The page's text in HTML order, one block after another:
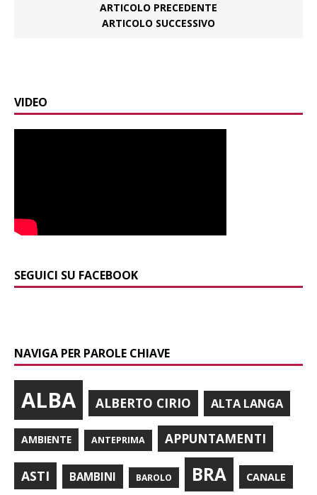
ARTICOLO PRECEDENTE
ARTICOLO SUCCESSIVO
VIDEO
SEGUICI SU FACEBOOK
NAVIGA PER PAROLE CHIAVE
ALBA ALBERTO CIRIO ALTA LANGA
AMBIENTE ANTEPRIMA APPUNTAMENTI
ASTI BAMBINI BAROLO BRA CANALE